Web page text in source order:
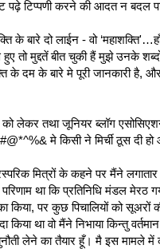
पढ़े टिप्‍पणी करने की आदत न बदल
के बारे दो लाईन - वो
तो मुद्दतें बीत चुकी हैं मुझे उनके
दम के बारे मे पूरी जानकारी है, और
लेकर तथा जूनियर ब्लॉग
मे किसी ने मिर्ची ठूस दी हो
मित्रों के कहने पर मैंने
था कि प्रतिनिधि मंडल
पर कुछ पिचालियों को सूअरों
किया था वो मैंने निभाया किन्तु
लेने का तैयार हूँ। मै इस मामले में